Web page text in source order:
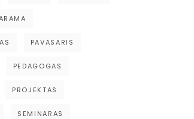
PAVASARIS
PEDAGOGAS
PROJEKTAS
SEMINARAS